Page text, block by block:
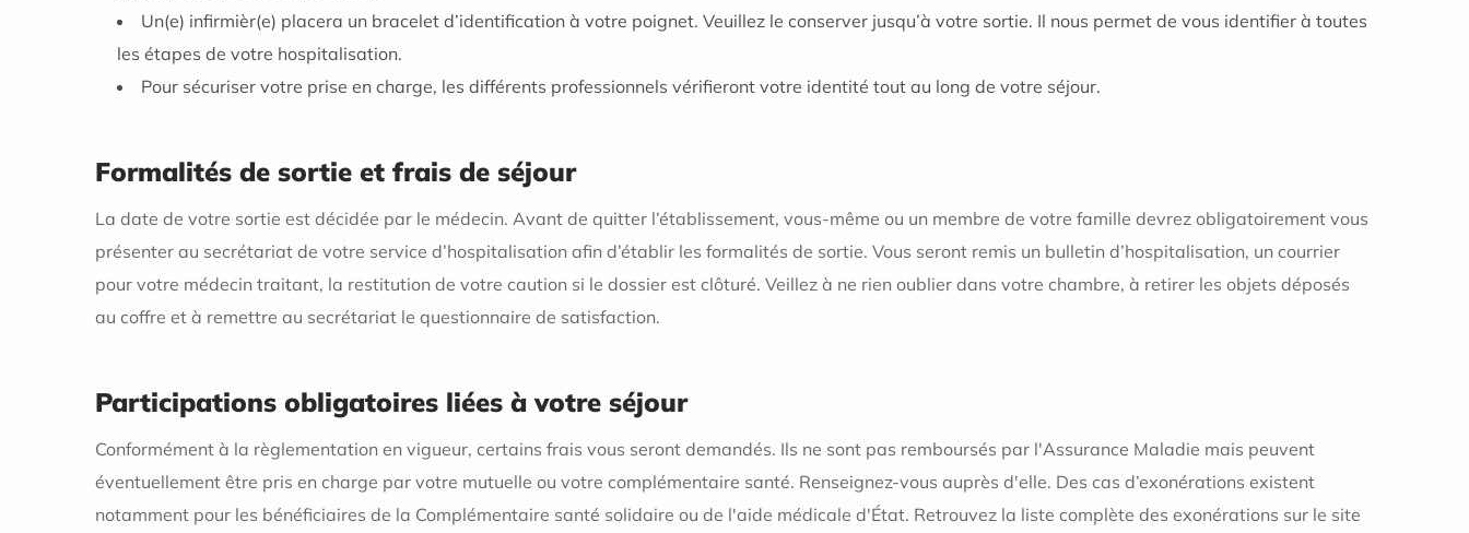
Un(e) infirmièr(e) placera un bracelet d’identification à votre poignet. Veuillez le conserver jusqu’à votre sortie. Il nous permet de vous identifier à toutes
les étapes de votre hospitalisation.
Pour sécuriser votre prise en charge, les différents professionnels vérifieront votre identité tout au long de votre séjour.
Formalités de sortie et frais de séjour
La date de votre sortie est décidée par le médecin. Avant de quitter l’établissement, vous-même ou un membre de votre famille devrez obligatoirement vous
présenter au secrétariat de votre service d’hospitalisation afin d’établir les formalités de sortie. Vous seront remis un bulletin d’hospitalisation, un courrier
pour votre médecin traitant, la restitution de votre caution si le dossier est clôturé. Veillez à ne rien oublier dans votre chambre, à retirer les objets déposés
au coffre et à remettre au secrétariat le questionnaire de satisfaction.
Participations obligatoires liées à votre séjour
Conformément à la règlementation en vigueur, certains frais vous seront demandés. Ils ne sont pas remboursés par l'Assurance Maladie mais peuvent
éventuellement être pris en charge par votre mutuelle ou votre complémentaire santé. Renseignez-vous auprès d'elle. Des cas d’exonérations existent
notamment pour les bénéficiaires de la Complémentaire santé solidaire ou de l'aide médicale d'État. Retrouvez la liste complète des exonérations sur le site